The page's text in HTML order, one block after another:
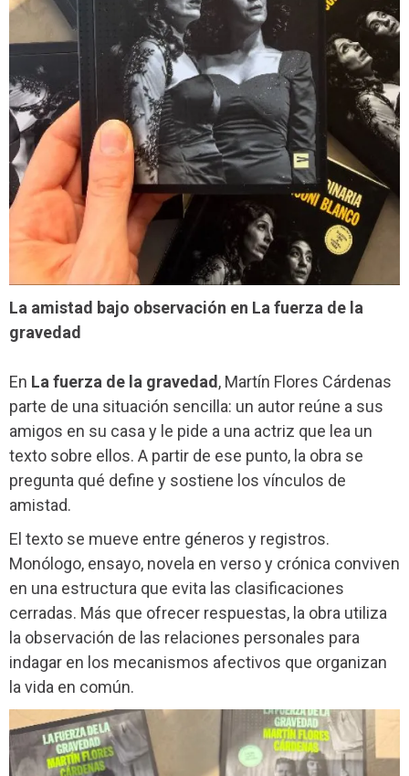
La amistad bajo observación en La fuerza de la
gravedad
En La fuerza de la gravedad, Martín Flores Cárdenas
parte de una situación sencilla: un autor reúne a sus
amigos en su casa y le pide a una actriz que lea un
texto sobre ellos. A partir de ese punto, la obra se
pregunta qué define y sostiene los vínculos de
amistad.
El texto se mueve entre géneros y registros.
Monólogo, ensayo, novela en verso y crónica conviven
en una estructura que evita las clasificaciones
cerradas. Más que ofrecer respuestas, la obra utiliza
la observación de las relaciones personales para
indagar en los mecanismos afectivos que organizan
la vida en común.